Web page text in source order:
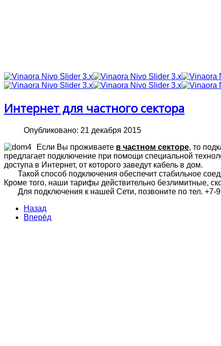
Интернет для частного сектора
Опубликовано: 21 декабря 2015
Если Вы проживаете в частном секторе, то
предлагает подключение при помощи специальной
доступа в Интернет, от которого заведут кабель в дом.
Такой способ подключения обеспечит стабильное
Кроме того, наши тарифы действительно безлимитные,
Для подключения к нашей Сети, позвоните по тел. +7-
Назад
Вперёд